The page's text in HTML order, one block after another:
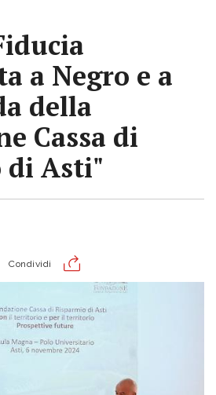
a Negro e a
della
Cassa di
di Asti"
Condividi